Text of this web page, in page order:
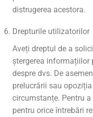
distrugerea acestora.
Drepturile utilizatorilor
Aveți dreptul de a
ștergerea informațiilor
despre dvs. De
prelucrării sau
circumstanțe. Pentru
pentru orice întrebări